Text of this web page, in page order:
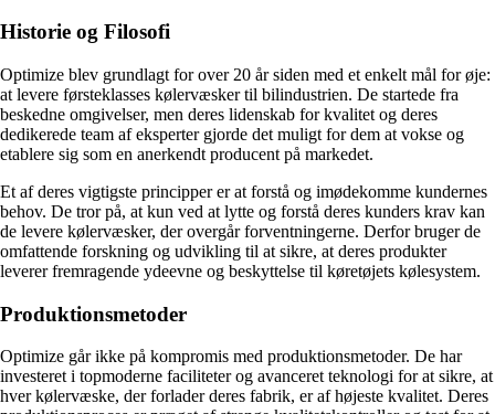
Historie og Filosofi
Optimize blev grundlagt for over 20 år siden med et enkelt mål for øje:
at levere førsteklasses kølervæsker til bilindustrien. De startede fra
beskedne omgivelser, men deres lidenskab for kvalitet og deres
dedikerede team af eksperter gjorde det muligt for dem at vokse og
etablere sig som en anerkendt producent på markedet.
Et af deres vigtigste principper er at forstå og imødekomme kundernes
behov. De tror på, at kun ved at lytte og forstå deres kunders krav kan
de levere kølervæsker, der overgår forventningerne. Derfor bruger de
omfattende forskning og udvikling til at sikre, at deres produkter
leverer fremragende ydeevne og beskyttelse til køretøjets kølesystem.
Produktionsmetoder
Optimize går ikke på kompromis med produktionsmetoder. De har
investeret i topmoderne faciliteter og avanceret teknologi for at sikre, at
hver kølervæske, der forlader deres fabrik, er af højeste kvalitet. Deres